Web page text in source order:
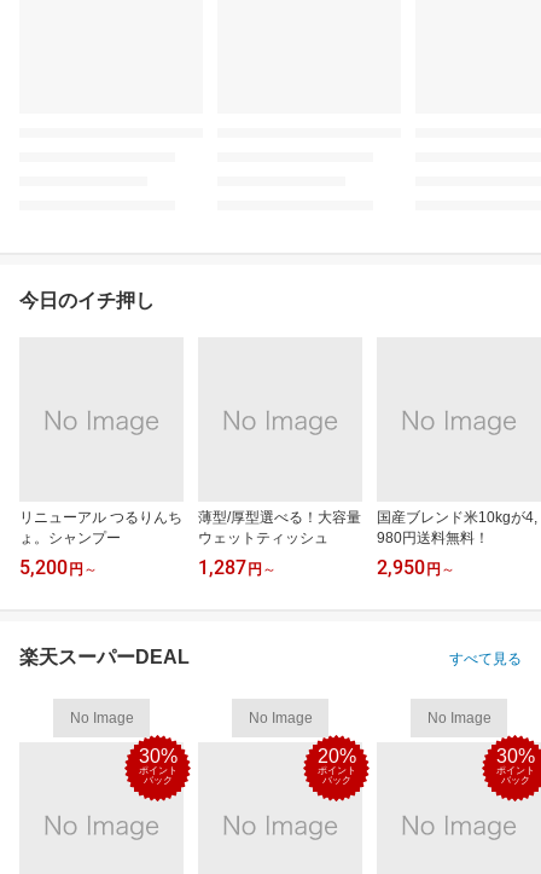
今日のイチ押し
リニューアル つるりんち
ょ。シャンプー
5,200 円 ～
薄型/厚型選べる！大容量
ウェットティッシュ
1,287 円 ～
国産ブレンド米10kgが4,
980円送料無料！
2,950 円 ～
楽天スーパーDEAL すべて見る
No Image
30%
ポイント
バック
No Image
20%
ポイント
バック
No Image
30%
ポイント
バック